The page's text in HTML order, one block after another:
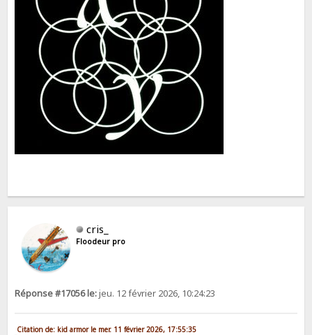
cris_
Floodeur pro
Réponse #17056 le:jeu. 12 février 2026, 10:24:23
Citation de: kid armor le mer. 11 février 2026, 17:55:35